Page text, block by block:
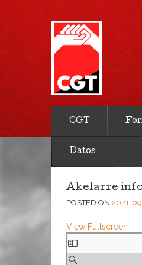
CGT
Datos
Akelarre
POSTED ON 2021-
View Fullscreen
Saltar
al
contenido